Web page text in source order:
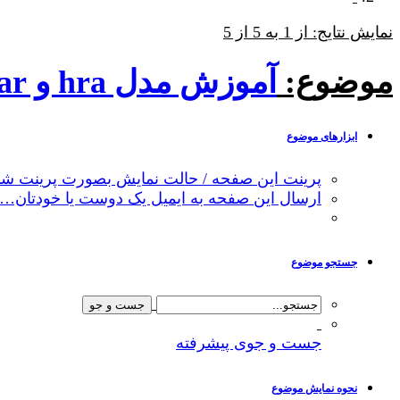
نمایش نتایج: از 1 به 5 از 5
موضوع: آموزش مدل hra و sar ارزیابی ریسک زیستگاهها و گونه ها
ابزارهای موضوع
پرینت این صفحه / حالت نمایش بصورت پرینت
ارسال این صفحه به ایمیل یک دوست یا خودتان…
جستجو موضوع
جست و جوی پیشرفته
نحوه نمایش موضوع